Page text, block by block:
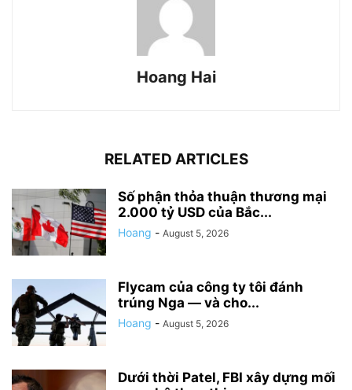
Hoang Hai
RELATED ARTICLES
Số phận thỏa thuận thương mại
2.000 tỷ USD của Bắc...
Hoang - August 5, 2026
Flycam của công ty tôi đánh
trúng Nga — và cho...
Hoang - August 5, 2026
Dưới thời Patel, FBI xây dựng mối